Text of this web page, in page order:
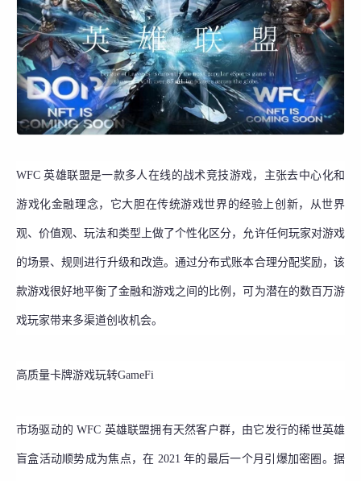
WFC 英雄联盟是一款多人在线的战术竞技游戏，主张去中心化和
游戏化金融理念，它大胆在传统游戏世界的经验上创新，从世界
观、价值观、玩法和类型上做了个性化区分，允许任何玩家对游戏
的场景、规则进行升级和改造。通过分布式账本合理分配奖励，该
款游戏很好地平衡了金融和游戏之间的比例，可为潜在的数百万游
戏玩家带来多渠道创收机会。
高质量卡牌游戏玩转GameFi
市场驱动的 WFC 英雄联盟拥有天然客户群，由它发行的稀世英雄
盲盒活动顺势成为焦点，在 2021 年的最后一个月引爆加密圈。据